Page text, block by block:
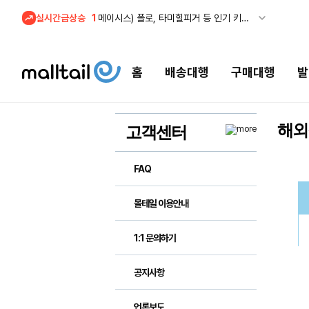
실시간급상승 1
4
줌바웨어 뉴드랍! 올여름 가장 핫한 핑크 컬렉션 런칭
메이시스) 폴로, 타미힐피거 등 인기 키즈 브랜드 최대 50% 할인!
홈 배송대행 구매대행
고객센터
FAQ
몰테일 이용안내
1:1 문의하기
공지사항
해